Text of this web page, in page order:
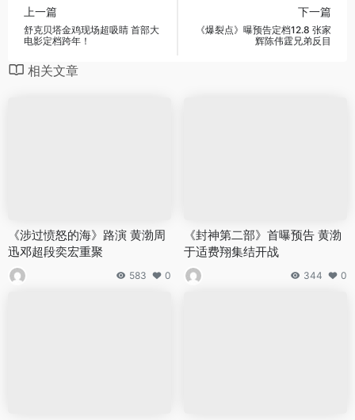
上一篇
舒克贝塔金鸡现场超吸睛 首部大
电影定档跨年！
下一篇
《爆裂点》曝预告定档12.8 张家
辉陈伟霆兄弟反目
相关文章
《涉过愤怒的海》路演 黄渤周
迅邓超段奕宏重聚
583 0
《封神第二部》首曝预告 黄渤
于适费翔集结开战
344 0